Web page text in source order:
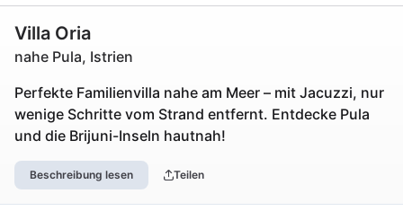
Villa Oria
nahe Pula, Istrien
Perfekte Familienvilla nahe am Meer – mit Jacuzzi, nur
wenige Schritte vom Strand entfernt. Entdecke Pula
und die Brijuni-Inseln hautnah!
Beschreibung lesen Teilen